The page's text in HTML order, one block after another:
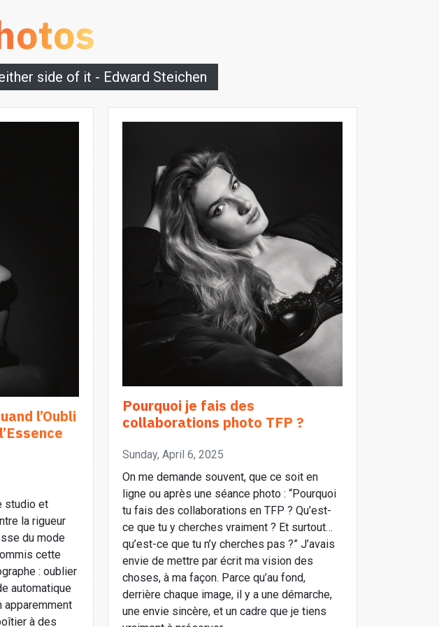
side of it - Edward Steichen
l’Oubli
studio et
la rigueur
du mode
cette
: oublier
automatique
apparemment
à des
Pourquoi je fais des
collaborations photo TFP ?
Sunday, April 6, 2025
On me demande souvent, que ce soit en
ligne ou après une séance photo : “Pourquoi
tu fais des collaborations en TFP ? Qu’est-
ce que tu y cherches vraiment ? Et surtout…
qu’est-ce que tu n’y cherches pas ?” J’avais
envie de mettre par écrit ma vision des
choses, à ma façon. Parce qu’au fond,
derrière chaque image, il y a une démarche,
une envie sincère, et un cadre que je tiens